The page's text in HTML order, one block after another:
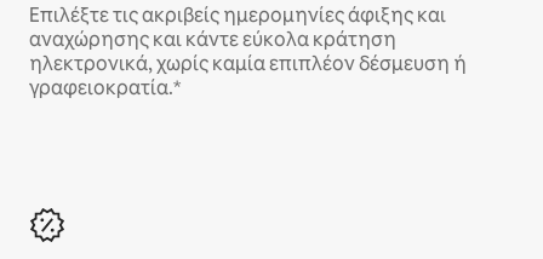
Επιλέξτε τις ακριβείς ημερομηνίες άφιξης και
αναχώρησης και κάντε εύκολα κράτηση
ηλεκτρονικά, χωρίς καμία επιπλέον δέσμευση ή
γραφειοκρατία.*